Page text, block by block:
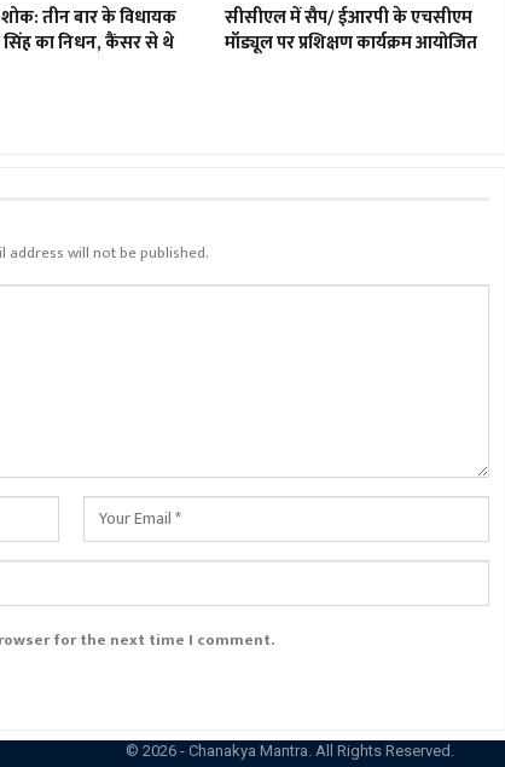
तीन बार के विधायक
का निधन, कैंसर से थे
सीसीएल में सैप/ ईआरपी के एचसीएम
मॉड्यूल पर प्रशिक्षण कार्यक्रम आयोजित
address will not be published.
for the next time I comment.
© 2026 - Chanakya Mantra. All Rights Reserved.